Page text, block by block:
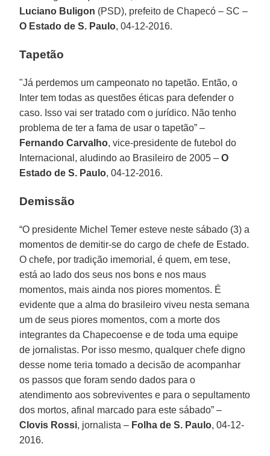
Luciano Buligon (PSD), prefeito de Chapecó – SC –
O Estado de S. Paulo, 04-12-2016.
Tapetão
"Já perdemos um campeonato no tapetão. Então, o
Inter tem todas as questões éticas para defender o
caso. Isso vai ser tratado com o jurídico. Não tenho
problema de ter a fama de usar o tapetão” –
Fernando Carvalho, vice-presidente de futebol do
Internacional, aludindo ao Brasileiro de 2005 –O
Estado de S. Paulo, 04-12-2016.
Demissão
“O presidente Michel Temer esteve neste sábado (3) a
momentos de demitir-se do cargo de chefe de Estado.
O chefe, por tradição imemorial, é quem, em tese,
está ao lado dos seus nos bons e nos maus
momentos, mais ainda nos piores momentos. É
evidente que a alma do brasileiro viveu nesta semana
um de seus piores momentos, com a morte dos
integrantes da Chapecoense e de toda uma equipe
de jornalistas. Por isso mesmo, qualquer chefe digno
desse nome teria tomado a decisão de acompanhar
os passos que foram sendo dados para o
atendimento aos sobreviventes e para o sepultamento
dos mortos, afinal marcado para este sábado” –
Clovis Rossi, jornalista – Folha de S. Paulo, 04-12-
2016.